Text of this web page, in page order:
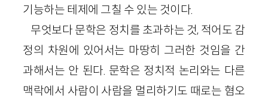
기능하는 테제에 그칠 수 있는 것이다.
무엇보다 문학은 정치를 초과하는 것, 적어도 감
정의 차원에 있어서는 마땅히 그러한 것임을 간
과해서는 안 된다. 문학은 정치적 논리와는 다른
맥락에서 사람이 사람을 멀리하기도 때로는 혐오